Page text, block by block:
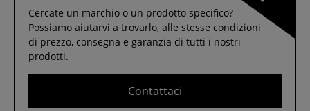
Cercate un marchio o un prodotto specifico?
Possiamo aiutarvi a trovarlo, alle stesse condizioni
di prezzo, consegna e garanzia di tutti i nostri
prodotti.
Contattaci